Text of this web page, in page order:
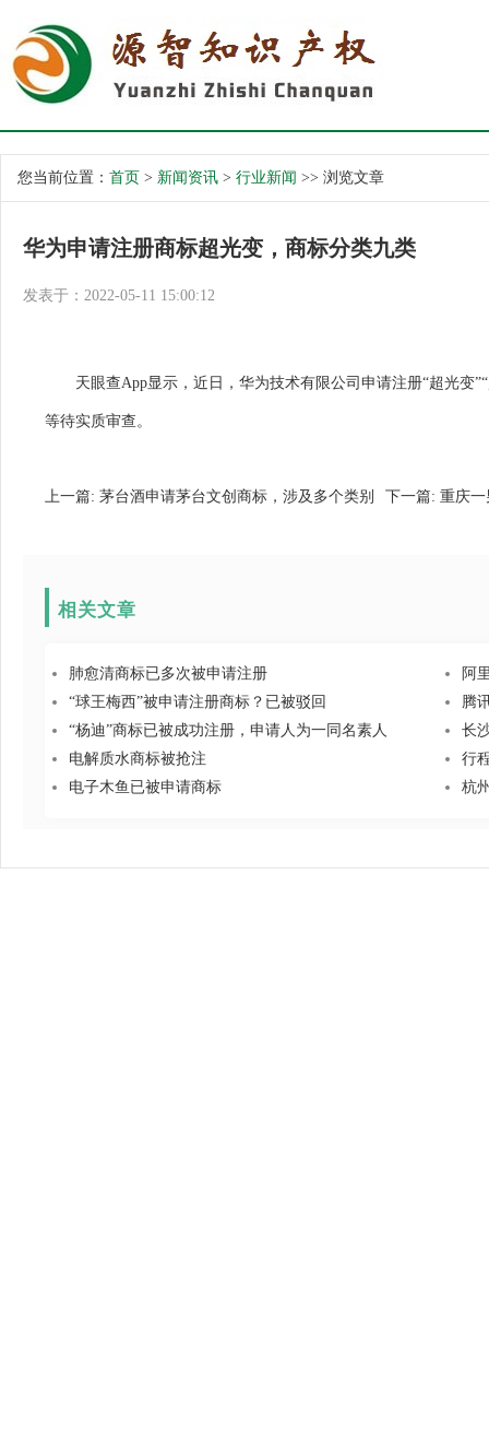
您当前位置： 首页 > 新闻资讯 > 行业新闻 >> 浏览文章
华为申请注册商标超光变，商标分类九类
发表于：2022-05-11 15:00:12
天眼查App显示，近日，华为技术有限公司申请注册“超光变
等待实质审查。
上一篇: 茅台酒申请茅台文创商标，涉及多个类别 下一篇: 重庆
相关文章
肺愈清商标已多次被申请注册
阿
“球王梅西”被申请注册商标？已被驳回
腾
“杨迪”商标已被成功注册，申请人为一同名素人
长
电解质水商标被抢注
行
电子木鱼已被申请商标
杭